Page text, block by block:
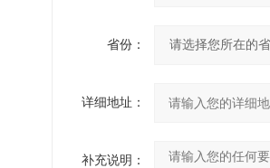
省份：
详细地址：
补充说明：